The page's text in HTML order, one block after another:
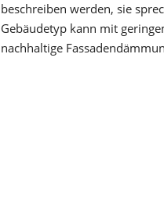
beschreiben werden, sie
Gebäudetyp kann mit
nachhaltige